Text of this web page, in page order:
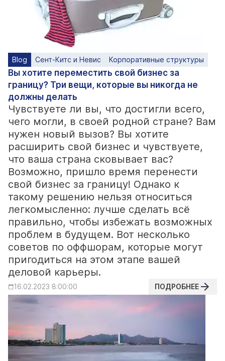
Blog Сент-Китс и Невис Корпоративные структуры
Вы хотите переместить свой бизнес за
границу? Три вещи, которые вы никогда не
должны делать
Чувствуете ли вы, что достигли всего,
чего могли, в своей родной стране? Вам
нужен новый вызов? Вы хотите
расширить свой бизнес и чувствуете,
что ваша страна сковывает вас?
Возможно, пришло время перенести
свой бизнес за границу! Однако к
такому решению нельзя относиться
легкомысленно: лучше сделать всё
правильно, чтобы избежать возможных
проблем в будущем. Вот несколько
советов по оффшорам, которые могут
пригодиться на этом этапе вашей
деловой карьеры.
16.02.2023 8:00:00 ПОДРОБНЕЕ